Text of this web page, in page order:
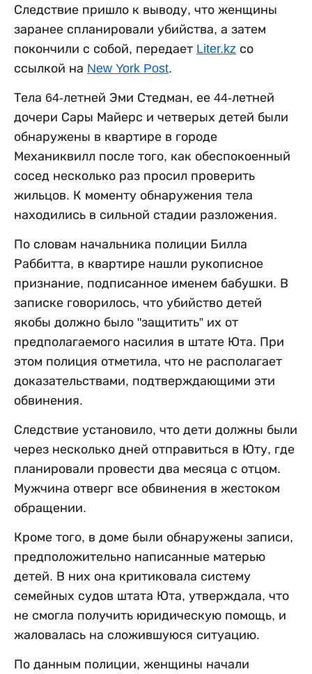
Следствие пришло к выводу, что женщины
заранее спланировали убийства, а затем
покончили с собой, передает Liter.kz со
ссылкой на New York Post.
Тела 64-летней Эми Стедман, ее 44-летней
дочери Сары Майерс и четверых детей были
обнаружены в квартире в городе
Механиквилл после того, как обеспокоенный
сосед несколько раз просил проверить
жильцов. К моменту обнаружения тела
находились в сильной стадии разложения.
По словам начальника полиции Билла
Раббитта, в квартире нашли рукописное
признание, подписанное именем бабушки. В
записке говорилось, что убийство детей
якобы должно было "защитить” их от
предполагаемого насилия в штате Юта. При
этом полиция отметила, что не располагает
доказательствами, подтверждающими эти
обвинения.
Следствие установило, что дети должны были
через несколько дней отправиться в Юту, где
планировали провести два месяца с отцом.
Мужчина отверг все обвинения в жестоком
обращении.
Кроме того, в доме были обнаружены записи,
предположительно написанные матерью
детей. В них она критиковала систему
семейных судов штата Юта, утверждала, что
не смогла получить юридическую помощь, и
жаловалась на сложившуюся ситуацию.
По данным полиции, женщины начали